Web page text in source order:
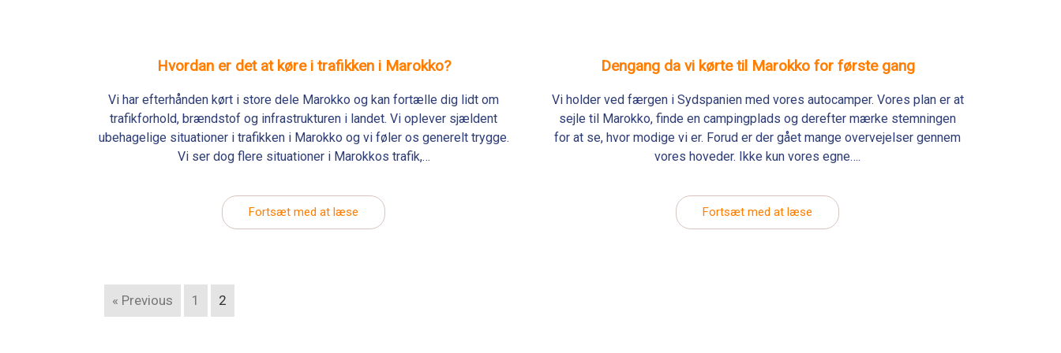
Hvordan er det at køre i trafikken i Marokko?
Vi har efterhånden kørt i store dele Marokko og kan fortælle dig lidt om
trafikforhold, brændstof og infrastrukturen i landet. Vi oplever sjældent
ubehagelige situationer i trafikken i Marokko og vi føler os generelt trygge.
Vi ser dog flere situationer i Marokkos trafik,…
Fortsæt med at læse
Dengang da vi kørte til Marokko for første gang
Vi holder ved færgen i Sydspanien med vores autocamper. Vores plan er at
sejle til Marokko, finde en campingplads og derefter mærke stemningen
for at se, hvor modige vi er. Forud er der gået mange overvejelser gennem
vores hoveder. Ikke kun vores egne….
Fortsæt med at læse
« Previous 1 2